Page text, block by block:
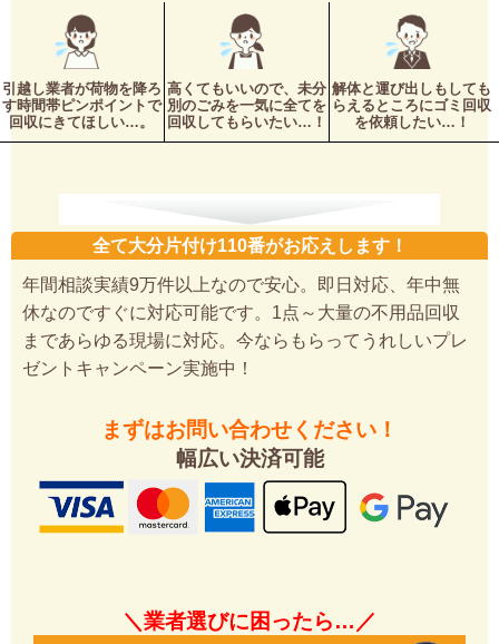
引越し業者が荷物を降ろ
す時間帯ピンポイントで
回収にきてほしい…。
高くてもいいので、未分
別のごみを一気に全てを
回収してもらいたい…！
解体と運び出しもしても
らえるところにゴミ回収
を依頼したい…！
全て大分片付け110番がお応えします！
年間相談実績9万件以上なので安心。即日対応、年中無
休なのですぐに対応可能です。1点～大量の不用品回収
まであらゆる現場に対応。今ならもらってうれしいプレ
ゼントキャンペーン実施中！
まずはお問い合わせください！
幅広い決済可能
＼業者選びに困ったら…／